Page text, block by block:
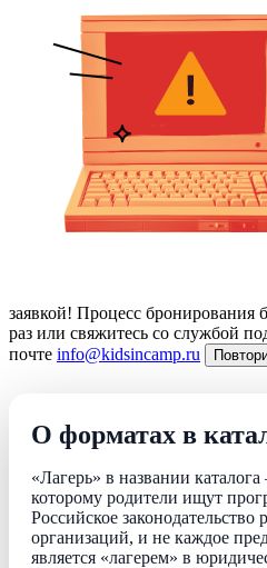
заявкой! Процесс бронирования
раз или свяжитесь со службой
почте info@kidsincamp.ru
О форматах в
«Лагерь» в названии
которому родители ищут
Российское законодательство
организаций, и не каждое
является «лагерем» в